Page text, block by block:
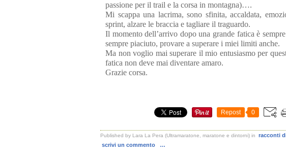
passione per il trail e la corsa in montagna)….
Mi scappa una lacrima, sono sfinita, accaldata,
sprint, alzare le braccia e tagliare il traguardo.
Il momento dell’arrivo dopo una grande fatica è
sempre piaciuto, provare a superare i miei limiti anche.
Ma non voglio mai superare il mio entusiasmo per
fatica non deve mai diventare amaro.
Grazie corsa.
Repost 0
Published by Lara La Pera (Ultramaratone, maratone e dintorni) in
racconti
scrivi un commento
…